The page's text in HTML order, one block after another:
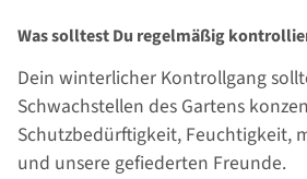
Was solltest Du regelmäßig
Dein winterlicher Kontrollgang
Schwachstellen des Gartens
Schutzbedürftigkeit, Feuchtigkeit,
und unsere gefiederten Freunde.